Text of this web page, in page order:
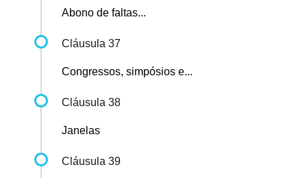
Abono de faltas...
Cláusula 37
Congressos, simpósios e...
Cláusula 38
Janelas
Cláusula 39